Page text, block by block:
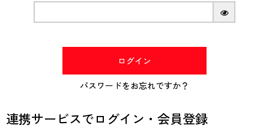
(必
ログイン
パスワードをお忘れですか？
連携サービスでログイン・会員登録